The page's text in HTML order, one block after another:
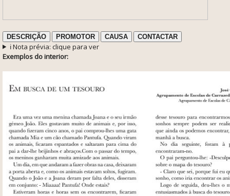
DESCRIÇÃO PROMOTOR CAUSA CONTACTAR
ℹ️ Nota prévia: clique para ver
Exemplos do interior: